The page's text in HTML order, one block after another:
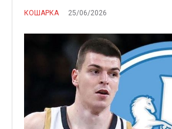
КОШАРКА 25/06/2026